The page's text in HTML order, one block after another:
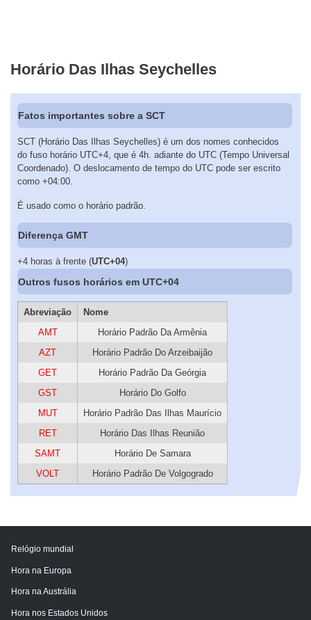
Horário Das Ilhas Seychelles
Fatos importantes sobre a SCT
SCT (Horário Das Ilhas Seychelles) é um dos nomes conhecidos
do fuso horário UTC+4, que é 4h. adiante do UTC (Tempo Universal
Coordenado). O deslocamento de tempo do UTC pode ser escrito
como +04:00.
É usado como o horário padrão.
Diferença GMT
+4 horas à frente (UTC+04)
Outros fusos horários em UTC+04
Abreviação
Nome
AMT
Horário Padrão Da Armênia
AZT
Horário Padrão Do Arzeibaijão
GET
Horário Padrão Da Geórgia
GST
Horário Do Golfo
MUT
Horário Padrão Das Ilhas Maurício
RET
Horário Das Ilhas Reunião
SAMT
Horário De Samara
VOLT
Horário Padrão De Volgogrado
Relógio mundial
Hora na Europa
Hora na Austrália
Hora nos Estados Unidos